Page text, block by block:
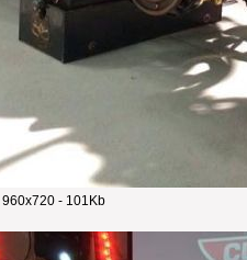
960x720 - 101Kb